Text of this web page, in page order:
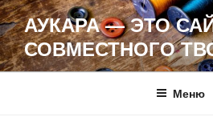
Перейти
к
содержимому
АУКАРА — ЭТО
СОВМЕСТНОГО
Меню